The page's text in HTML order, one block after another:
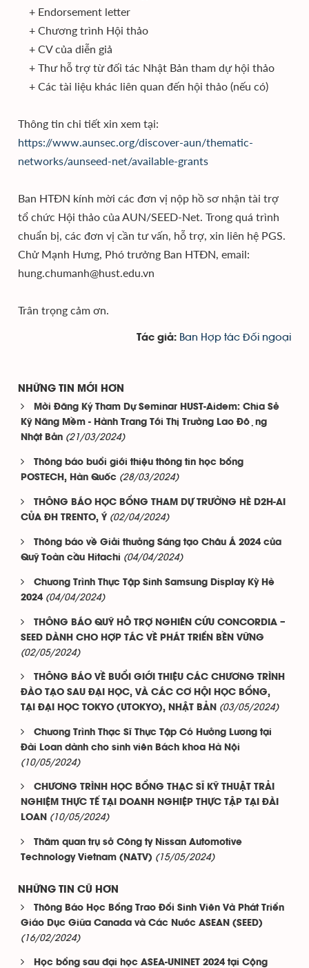
+ Endorsement letter
+ Chương trình Hội thảo
+ CV của diễn giả
+ Thư hỗ trợ từ đối tác Nhật Bản tham dự hội thảo
+ Các tài liệu khác liên quan đến hội thảo (nếu có)
Thông tin chi tiết xin xem tại:
https://www.aunsec.org/discover-aun/thematic-
networks/aunseed-net/available-grants
Ban HTĐN kính mời các đơn vị nộp hồ sơ nhận tài trợ
tổ chức Hội thảo của AUN/SEED-Net. Trong quá trình
chuẩn bị, các đơn vị cần tư vấn, hỗ trợ, xin liên hệ PGS.
Chử Mạnh Hưng, Phó trưởng Ban HTĐN, email:
hung.chumanh@hust.edu.vn
Trân trọng cảm ơn.
Tác giả: Ban Hợp tác Đối ngoại
NHỮNG TIN MỚI HƠN
Mời Đăng Ký Tham Dự Seminar HUST-Aidem: Chia Sẻ
Kỹ Năng Mềm - Hành Trang Tới Thị Trường Lao Động
Nhật Bản (21/03/2024)
Thông báo buổi giới thiệu thông tin học bổng
POSTECH, Hàn Quốc (28/03/2024)
THÔNG BÁO HỌC BỔNG THAM DỰ TRƯỜNG HÈ D2H-AI
CỦA ĐH TRENTO, Ý (02/04/2024)
Thông báo về Giải thưởng Sáng tạo Châu Á 2024 của
Quỹ Toàn cầu Hitachi (04/04/2024)
Chương Trình Thực Tập Sinh Samsung Display Kỳ Hè
2024 (04/04/2024)
THÔNG BÁO QUỸ HỖ TRỢ NGHIÊN CỨU CONCORDIA –
SEED DÀNH CHO HỢP TÁC VỀ PHÁT TRIỂN BỀN VỮNG
(02/05/2024)
THÔNG BÁO VỀ BUỔI GIỚI THIỆU CÁC CHƯƠNG TRÌNH
ĐÀO TẠO SAU ĐẠI HỌC, VÀ CÁC CƠ HỘI HỌC BỔNG,
TẠI ĐẠI HỌC TOKYO (UTOKYO), NHẬT BẢN
(03/05/2024)
Chương Trình Thạc Sĩ Thực Tập Có Hưởng Lương tại
Đài Loan dành cho sinh viên Bách khoa Hà Nội
(10/05/2024)
CHƯƠNG TRÌNH HỌC BỔNG THẠC SĨ KỸ THUẬT TRẢI
NGHIỆM THỰC TẾ TẠI DOANH NGHIỆP THỰC TẬP TẠI ĐÀI
LOAN
(10/05/2024)
Thăm quan trụ sở Công ty Nissan Automotive
Technology Vietnam (NATV) (15/05/2024)
NHỮNG TIN CŨ HƠN
Thông Báo Học Bổng Trao Đổi Sinh Viên Và Phát Triển
Giáo Dục Giữa Canada và Các Nước ASEAN (SEED)
(16/02/2024)
Học bổng sau đại học ASEA-UNINET 2024 tại Cộng